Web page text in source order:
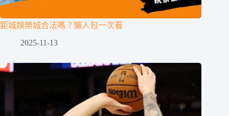
鉅城娛樂城合法嗎？懶人包一次看
2025-11-13